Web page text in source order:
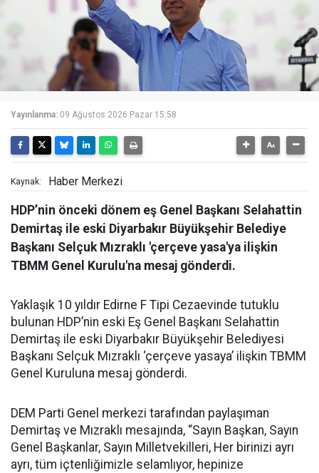
Yayınlanma: 09 Ağustos 2026 Pazar 15:58
Kaynak: Haber Merkezi
HDP’nin önceki dönem eş Genel Başkanı Selahattin
Demirtaş ile eski Diyarbakır Büyükşehir Belediye
Başkanı Selçuk Mızraklı 'çerçeve yasa'ya ilişkin
TBMM Genel Kurulu'na mesaj gönderdi.
Yaklaşık 10 yıldır Edirne F Tipi Cezaevinde tutuklu
bulunan HDP’nin eski Eş Genel Başkanı Selahattin
Demirtaş ile eski Diyarbakır Büyükşehir Belediyesi
Başkanı Selçuk Mızraklı ‘çerçeve yasaya’ ilişkin TBMM
Genel Kuruluna mesaj gönderdi.
DEM Parti Genel merkezi tarafından paylaşıman
Demirtaş ve Mızraklı mesajında, “Sayın Başkan, Sayın
Genel Başkanlar, Sayın Milletvekilleri, Her birinizi ayrı
ayrı, tüm içtenliğimizle selamlıyor, hepinize